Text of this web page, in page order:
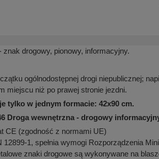
znak drogowy, pionowy, informacyjny.
ogólnodostępnej drogi niepublicznej;
miejscu niż po prawej stronie jezdni.
tylko w jednym formacie: 42x90 cm.
Droga wewnętrzna - drogowy
CE (zgodność z normami UE)
12899-1, spełnia wymogi Rozporządzenia
znaki drogowe są wykonywane na